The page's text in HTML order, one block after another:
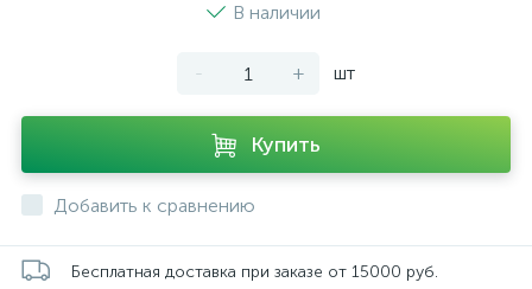
В наличии
- + шт
Купить
Добавить к сравнению
Бесплатная доставка при заказе от 15000 руб.